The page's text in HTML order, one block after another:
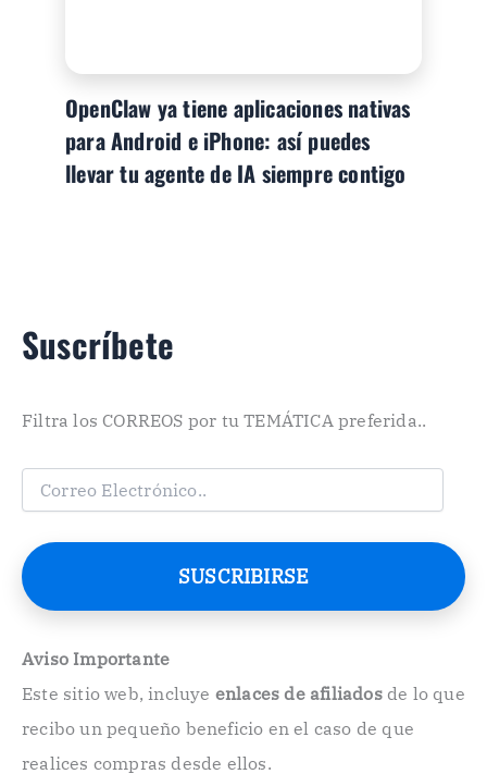
OpenClaw ya tiene aplicaciones nativas
para Android e iPhone: así puedes
llevar tu agente de IA siempre contigo
Suscríbete
Filtra los CORREOS por tu TEMÁTICA preferida..
C
e
o
e
t
ó
n
SUSCRIBIRSE
Aviso Importante
Este sitio web, incluye enlaces de afiliadosde lo que
recibo un pequeño beneficio en el caso de que
realices compras desde ellos.